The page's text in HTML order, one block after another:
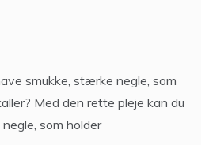
smukke, stærke negle, som
Med den rette pleje kan du
som holder